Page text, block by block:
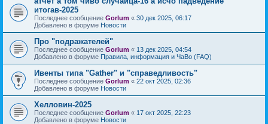
итогав-2025
Последнее сообщение Gorlum « 30 дек 2025, 06:17
Добавлено в форуме Новости
Про "подражателей"
Последнее сообщение Gorlum « 13 дек 2025, 04:54
Добавлено в форуме Правила, информация и ЧаВо (FAQ)
Ивенты типа "Gather" и "справедливость"
Последнее сообщение Gorlum « 22 окт 2025, 02:36
Добавлено в форуме Новости
Хелловин-2025
Последнее сообщение Gorlum « 17 окт 2025, 22:23
Добавлено в форуме Новости